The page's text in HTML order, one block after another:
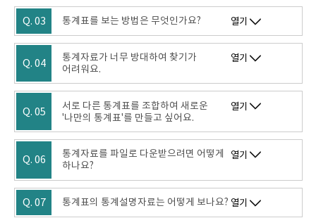
Q. 03 통계표를 보는 방법은 무엇인가요? 열기
Q. 04
통계자료가 너무 방대하여 찾기가
어려워요.
열기
Q. 05
서로 다른 통계표를 조합하여 새로운
'나만의 통계표'를 만들고 싶어요.
열기
Q. 06
통계자료를 파일로 다운받으려면 어떻게
하나요?
열기
Q. 07 통계표의 통계설명자료는 어떻게 보나요? 열기